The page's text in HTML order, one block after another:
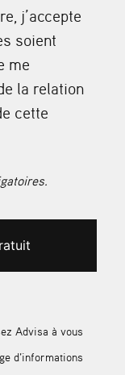
Advisa à vous
d’informations
j’accepte
soient
me
la relation
cette